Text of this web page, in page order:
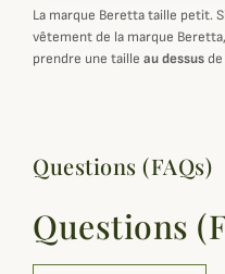
La marque Beretta taille petit.
vêtement de la marque
prendre une taille au dessus
Questions (FAQs)
Questions